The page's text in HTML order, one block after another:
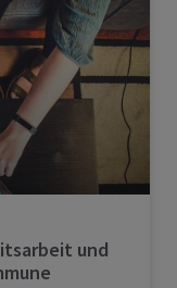
und